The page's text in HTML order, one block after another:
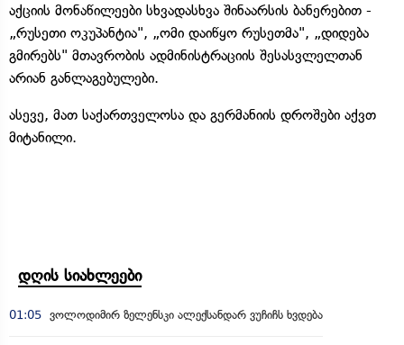
აქციის მონაწილეები სხვადასხვა შინაარსის ბანერებით -
„რუსეთი ოკუპანტია", „ომი დაიწყო რუსეთმა", „დიდება
გმირებს" მთავრობის ადმინისტრაციის შესასვლელთან
არიან განლაგებულები.
ასევე, მათ საქართველოსა და გერმანიის დროშები აქვთ
მიტანილი.
დღის სიახლეები
01:05 ვოლოდიმირ ზელენსკი ალექსანდარ ვუჩიჩს ხვდება